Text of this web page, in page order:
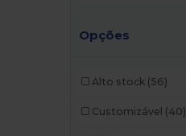
Opções
Alto stock (56)
Customizável (40)